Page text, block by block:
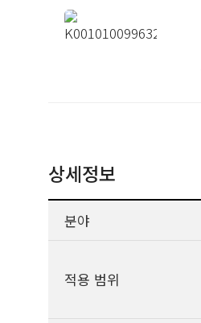
상세정보
분야
적용 범위